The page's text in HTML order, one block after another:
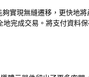
實現無縫遷移，更快地
完成交易。將支付資料